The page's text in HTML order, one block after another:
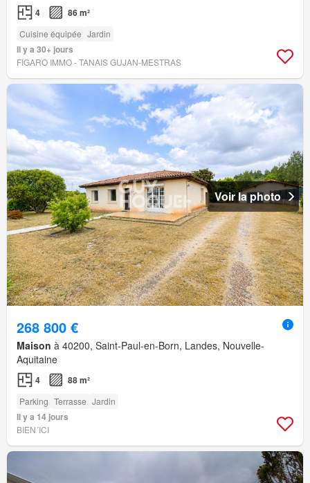
4 86 m²
Cuisine équipée Jardin
Il y a 30+ jours
FIGARO IMMO - TANAIS GUJAN-MESTRAS
Voir la photo
268 800 €
Maison à 40200, Saint-Paul-en-Born, Landes, Nouvelle-
Aquitaine
4 88 m²
Parking Terrasse Jardin
Il y a 14 jours
BIEN´ICI